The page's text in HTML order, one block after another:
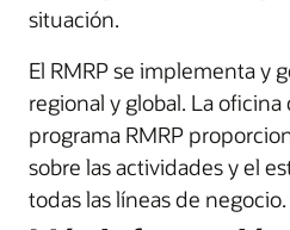
situación.
El RMRP se implementa y
regional y global. La
programa RMRP
sobre las actividades y el
todas las líneas de negocio.